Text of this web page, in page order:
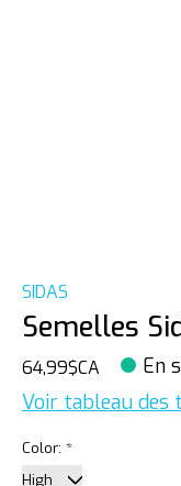
SIDAS
Semelles
64,99$CA En
Voir tableau des
Color: *